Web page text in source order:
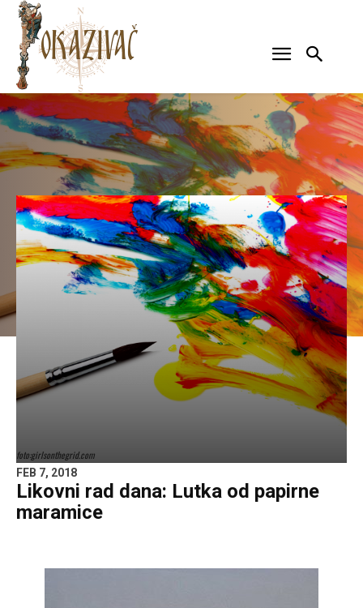
foto:girlsonthegrid.com
FEB 7, 2018
Likovni rad dana: Lutka od papirne
maramice